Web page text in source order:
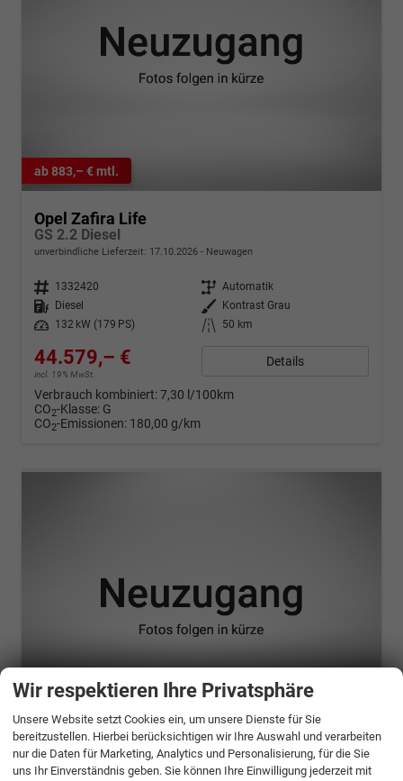
ab 883,– € mtl.
Opel Zafira Life
GS 2.2 Diesel
unverbindliche Lieferzeit: 17.10.2026 Neuwagen
Fahrzeugnr. 1332420 Getriebe Automatik
Kraftstoff
Diesel Außenfarbe
Kontrast Grau
Leistung
132 kW (179 PS) Kilometerstand 50 km
44.579,– €
incl. 19% MwSt.
Details
Verbrauch kombiniert:7,30 l/100km
CO2-Klasse: G
CO2-Emissionen: 180,00 g/km
ab 883,– € mtl.
Opel Zafira Life
Wir respektieren Ihre Privatsphäre
Unsere Website setzt Cookies ein, um unsere Dienste für Sie
bereitzustellen. Hierbei berücksichtigen wir Ihre Auswahl und verarbeiten
nur die Daten für Marketing, Analytics und Personalisierung, für die Sie
uns Ihr Einverständnis geben. Sie können Ihre Einwilligung jederzeit mit